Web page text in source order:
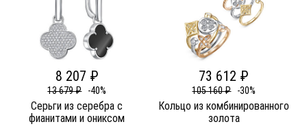
8 207 ₽
13 679 ₽ -40%
Серьги из серебра c
фианитами и ониксом
73 612 ₽
105 160 ₽ -30%
Кольцо из комбинированного
золота